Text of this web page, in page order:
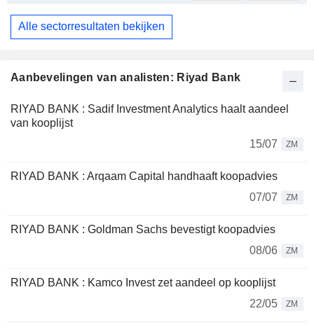
Aanbevelingen van analisten: Riyad Bank
RIYAD BANK : Sadif Investment Analytics haalt aandeel
van kooplijst
15/07
ZM
RIYAD BANK : Arqaam Capital handhaaft koopadvies
07/07
ZM
RIYAD BANK : Goldman Sachs bevestigt koopadvies
08/06
ZM
RIYAD BANK : Kamco Invest zet aandeel op kooplijst
22/05
ZM
Alle sectorresultaten bekijken